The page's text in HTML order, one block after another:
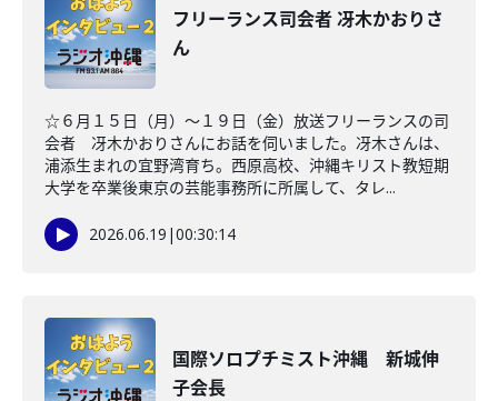
フリーランス司会者 冴木かおりさ
ん
☆６月１５日（月）～１９日（金）放送フリーランスの司
会者 冴木かおりさんにお話を伺いました。冴木さんは、
浦添生まれの宜野湾育ち。西原高校、沖縄キリスト教短期
大学を卒業後東京の芸能事務所に所属して、タレ...
2026.06.19 |00:30:14
国際ソロプチミスト沖縄 新城伸
子会長